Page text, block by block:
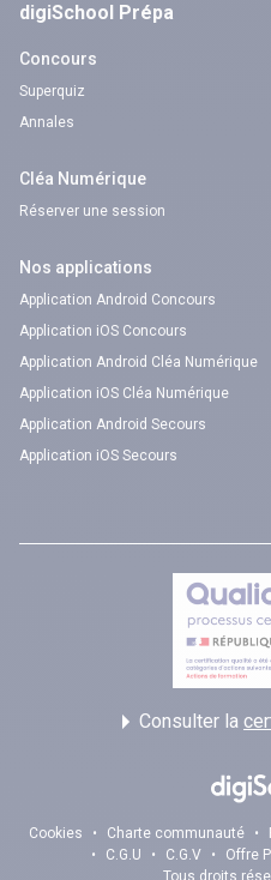
digiSchool Prépa
Concours
Superquiz
Annales
Cléa Numérique
Réserver une session
Nos applications
Application Android Concours
Application iOS Concours
Application Android Cléa Numérique
Application iOS Cléa Numérique
Application Android Secours
Application iOS Secours
Consulter la
Cookies • Charte communauté •
•
C.G.U • C.G.V • Offre
Tous droits